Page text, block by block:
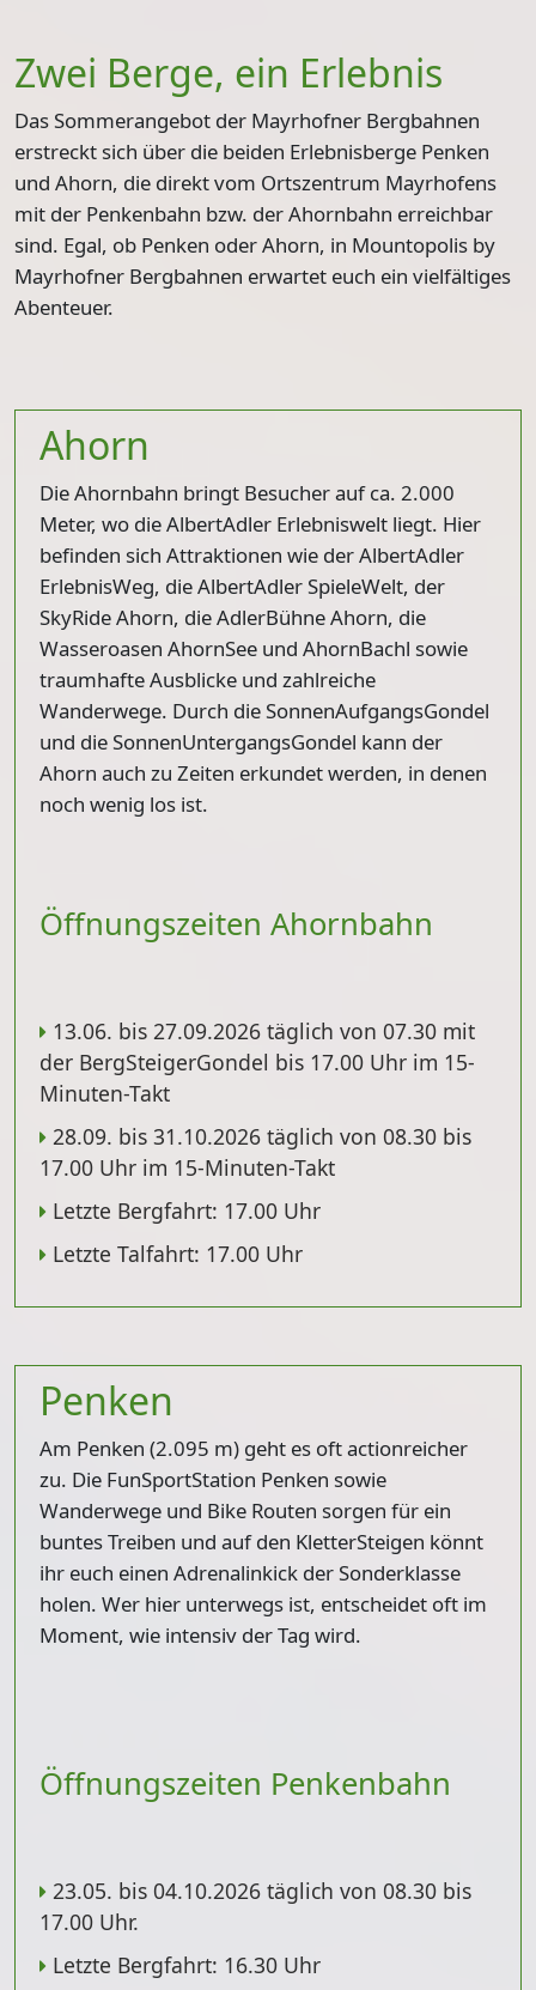
Zwei Berge, ein Erlebnis
Das Sommerangebot der Mayrhofner Bergbahnen
erstreckt sich über die beiden Erlebnisberge Penken
und Ahorn, die direkt vom Ortszentrum Mayrhofens
mit der Penkenbahn bzw. der Ahornbahn erreichbar
sind. Egal, ob Penken oder Ahorn, in Mountopolis by
Mayrhofner Bergbahnen erwartet euch ein vielfältiges
Abenteuer.
Ahorn
Die Ahornbahn bringt Besucher auf ca. 2.000
Meter, wo die AlbertAdler Erlebniswelt liegt. Hier
befinden sich Attraktionen wie der AlbertAdler
ErlebnisWeg, die AlbertAdler SpieleWelt, der
SkyRide Ahorn, die AdlerBühne Ahorn, die
Wasseroasen AhornSee und AhornBachl sowie
traumhafte Ausblicke und zahlreiche
Wanderwege. Durch die SonnenAufgangsGondel
und die SonnenUntergangsGondel kann der
Ahorn auch zu Zeiten erkundet werden, in denen
noch wenig los ist.
Öffnungszeiten Ahornbahn
13.06. bis 27.09.2026 täglich von 07.30 mit
der BergSteigerGondel bis 17.00 Uhr im 15-
Minuten-Takt
28.09. bis 31.10.2026 täglich von 08.30 bis
17.00 Uhr im 15-Minuten-Takt
Letzte Bergfahrt: 17.00 Uhr
Letzte Talfahrt: 17.00 Uhr
Penken
Am Penken (2.095 m) geht es oft actionreicher
zu. Die FunSportStation Penken sowie
Wanderwege und Bike Routen sorgen für ein
buntes Treiben und auf den KletterSteigen könnt
ihr euch einen Adrenalinkick der Sonderklasse
holen. Wer hier unterwegs ist, entscheidet oft im
Moment, wie intensiv der Tag wird.
Öffnungszeiten Penkenbahn
23.05. bis 04.10.2026 täglich von 08.30 bis
17.00 Uhr.
Letzte Bergfahrt: 16.30 Uhr